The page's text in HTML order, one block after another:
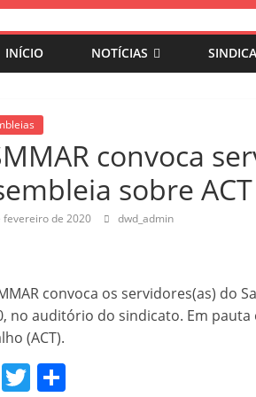
INÍCIO NOTÍCIAS
convoca
sobre
fevereiro de 2020 dwd_admin
convoca os servidores(as) do
no auditório do sindicato. Em
(ACT).
F T